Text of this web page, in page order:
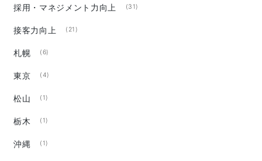
採用・マネジメント力向上 (31)
接客力向上 (21)
札幌 (6)
東京 (4)
松山 (1)
栃木 (1)
沖縄 (1)